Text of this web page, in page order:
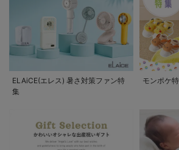
ELAiCE(エレス) 暑さ対策ファン特
集
モンポケ